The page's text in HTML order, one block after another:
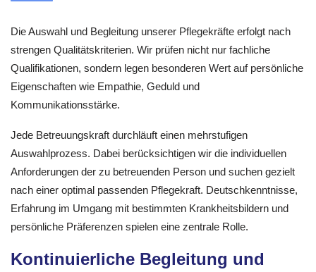
Die Auswahl und Begleitung unserer Pflegekräfte erfolgt nach
strengen Qualitätskriterien. Wir prüfen nicht nur fachliche
Qualifikationen, sondern legen besonderen Wert auf persönliche
Eigenschaften wie Empathie, Geduld und
Kommunikationsstärke.
Jede Betreuungskraft durchläuft einen mehrstufigen
Auswahlprozess. Dabei berücksichtigen wir die individuellen
Anforderungen der zu betreuenden Person und suchen gezielt
nach einer optimal passenden Pflegekraft. Deutschkenntnisse,
Erfahrung im Umgang mit bestimmten Krankheitsbildern und
persönliche Präferenzen spielen eine zentrale Rolle.
Kontinuierliche Begleitung und